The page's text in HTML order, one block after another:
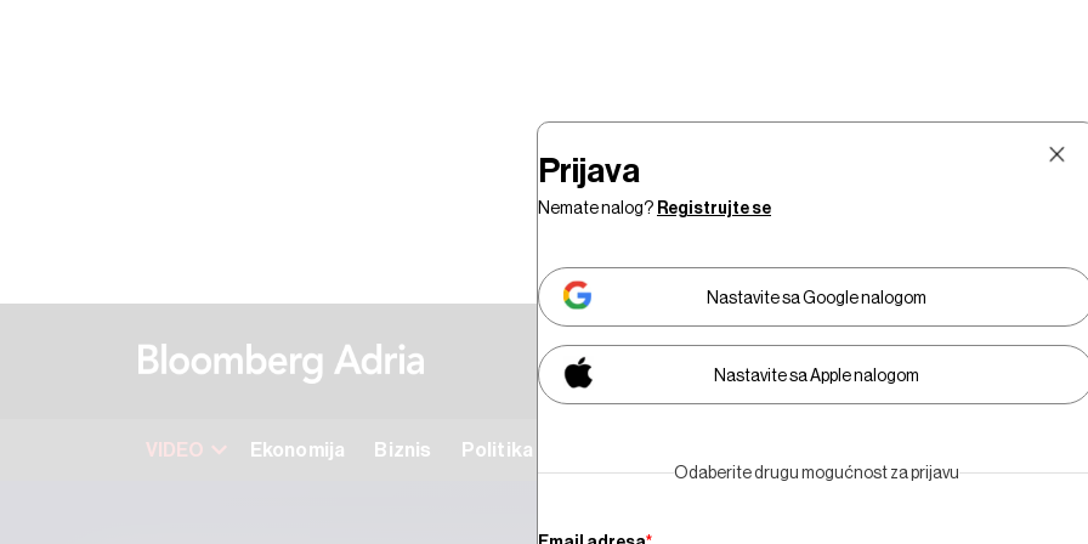
VIDEO Ekonomija Biznis Politika
Prijava
Nemate nalog? Registrujte se
Nastavite sa Google nalogom
Nastavite sa Apple nalogom
Odaberite drugu mogućnost za prijavu